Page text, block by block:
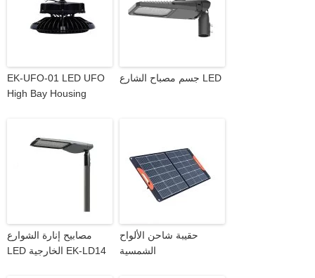
EK-UFO-01 LED UFO
High Bay Housing
جسم مصباح الشارع LED
مصابيح إنارة الشوارع
LED الخارجية EK-LD14
حقيبة شاحن الألواح
الشمسية